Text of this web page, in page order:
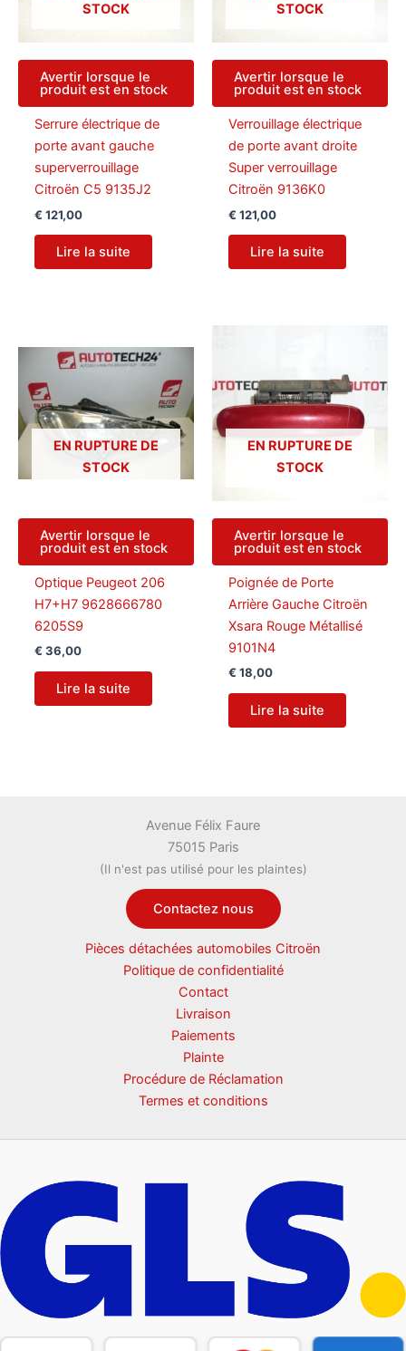
STOCK
Avertir lorsque le
produit est en stock
Serrure électrique de
porte avant gauche
superverrouillage
Citroën C5 9135J2
€ 121,00
Lire la suite
STOCK
Avertir lorsque le
produit est en stock
Verrouillage électrique
de porte avant droite
Super verrouillage
Citroën 9136K0
€ 121,00
Lire la suite
EN RUPTURE DE
STOCK
Avertir lorsque le
produit est en stock
Optique Peugeot 206
H7+H7 9628666780
6205S9
€ 36,00
Lire la suite
EN RUPTURE DE
STOCK
Avertir lorsque le
produit est en stock
Poignée de Porte
Arrière Gauche Citroën
Xsara Rouge Métallisé
9101N4
€ 18,00
Lire la suite
Avenue Félix Faure
75015 Paris
(Il n'est pas utilisé pour les plaintes)
Contactez nous
Pièces détachées automobiles Citroën
Politique de confidentialité
Contact
Livraison
Paiements
Plainte
Procédure de Réclamation
Termes et conditions